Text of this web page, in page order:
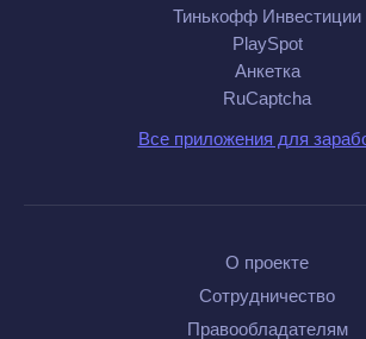
Тинькофф Инвестиции
PlaySpot
Анкетка
RuCaptcha
Все приложения для
О проекте
Сотрудничество
Правообладателям